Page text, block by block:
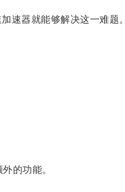
速器就能够解决这一难题。
的功能。